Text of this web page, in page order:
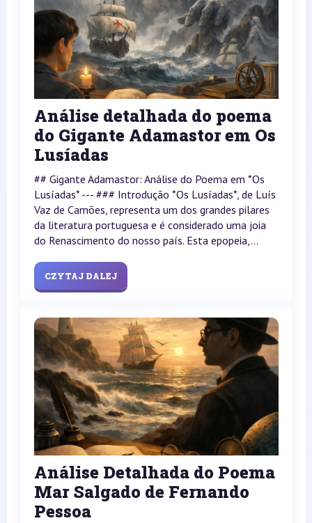
Análise detalhada do poema
do Gigante Adamastor em Os
Lusíadas
## Gigante Adamastor: Análise do Poema em *Os
Lusíadas* --- ### Introdução *Os Lusíadas*, de Luís
Vaz de Camões, representa um dos grandes pilares
da literatura portuguesa e é considerado uma joia
do Renascimento do nosso país. Esta epopeia,...
CZYTAJ DALEJ
Análise Detalhada do Poema
Mar Salgado de Fernando
Pessoa